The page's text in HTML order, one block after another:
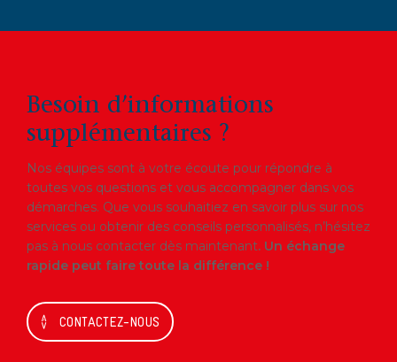
Besoin d’informations
supplémentaires ?
Nos équipes sont à votre écoute pour répondre à
toutes vos questions et vous accompagner dans vos
démarches. Que vous souhaitiez en savoir plus sur nos
services ou obtenir des conseils personnalisés, n’hésitez
pas à nous contacter dès maintenant. Un échange
rapide peut faire toute la différence !
CONTACTEZ-NOUS